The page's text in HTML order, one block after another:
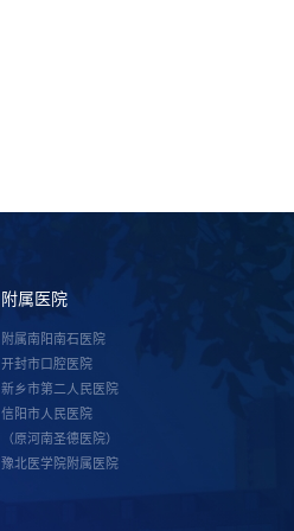
附属医院
附属南阳南石医院
开封市口腔医院
新乡市第二人民医院
信阳市人民医院
（原河南圣德医院）
豫北医学院附属医院